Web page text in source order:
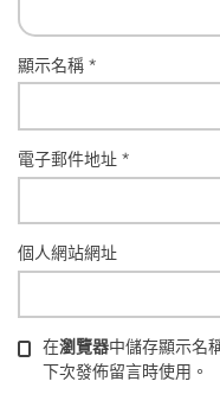
顯示名稱*
電子郵件地址*
個人網站網址
在瀏覽器中儲存顯示名
下次發佈留言時使用。